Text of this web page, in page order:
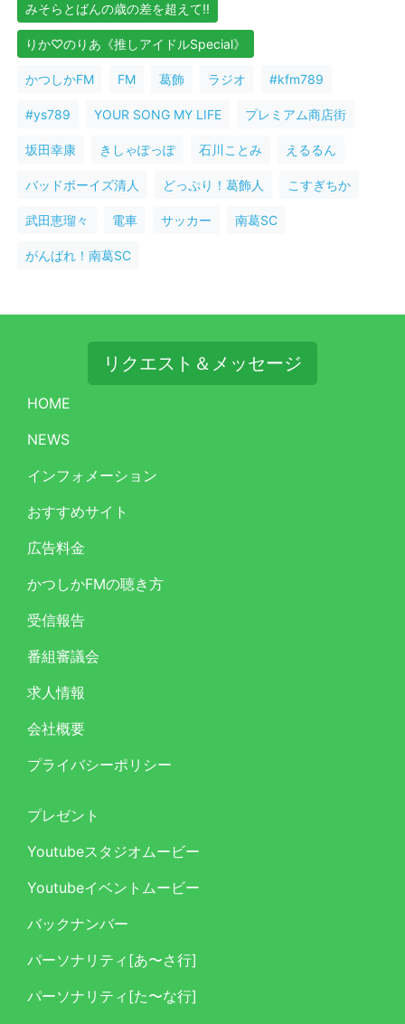
みそらとばんの歳の差を超えて!!
りか♡のりあ《推しアイドルSpecial》
かつしかFM FM 葛飾 ラジオ #kfm789
#ys789 YOUR SONG MY LIFE プレミアム商店街
坂田幸康 きしゃぽっぽ 石川ことみ えるるん
バッドボーイズ清人 どっぷり！葛飾人 こすぎちか
武田恵瑠々 電車 サッカー 南葛SC
がんばれ！南葛SC
リクエスト＆メッセージ
HOME
NEWS
インフォメーション
おすすめサイト
広告料金
かつしかFMの聴き方
受信報告
番組審議会
求人情報
会社概要
プライバシーポリシー
プレゼント
Youtubeスタジオムービー
Youtubeイベントムービー
バックナンバー
パーソナリティ[あ〜さ行]
パーソナリティ[た〜な行]